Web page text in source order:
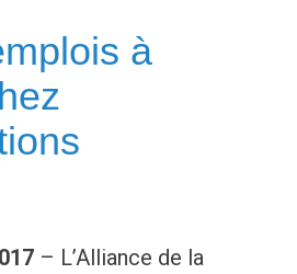
à
– L’Alliance de la